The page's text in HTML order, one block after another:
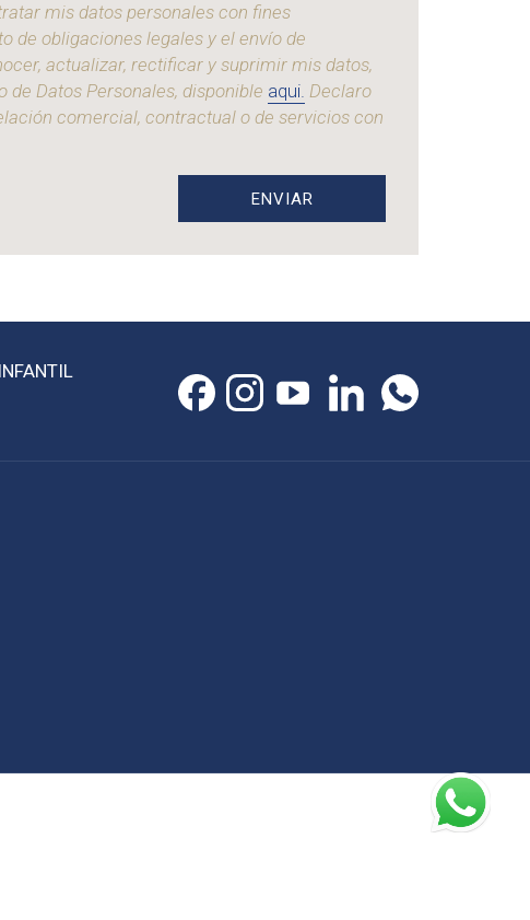
mis datos personales con fines
de obligaciones legales y el envío de
actualizar, rectificar y suprimir mis datos,
Datos Personales, disponible aqui. Declaro
comercial, contractual o de servicios con
ENVIAR